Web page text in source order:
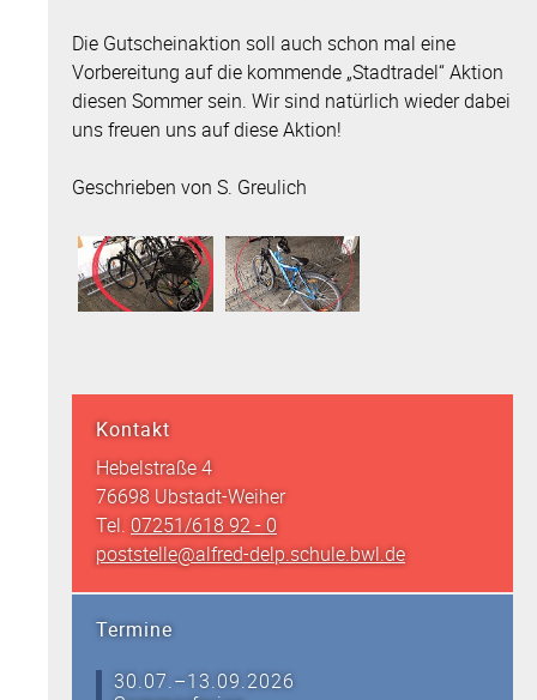
Die Gutscheinaktion soll auch schon mal eine
Vorbereitung auf die kommende „Stadtradel“ Aktion
diesen Sommer sein. Wir sind natürlich wieder dabei
uns freuen uns auf diese Aktion!
Geschrieben von S. Greulich
Kontakt
Hebelstraße 4
76698 Ubstadt-Weiher
Tel. 07251/618 92 - 0
poststelle@alfred-delp.schule.bwl.de
Termine
30.07.–13.09.2026